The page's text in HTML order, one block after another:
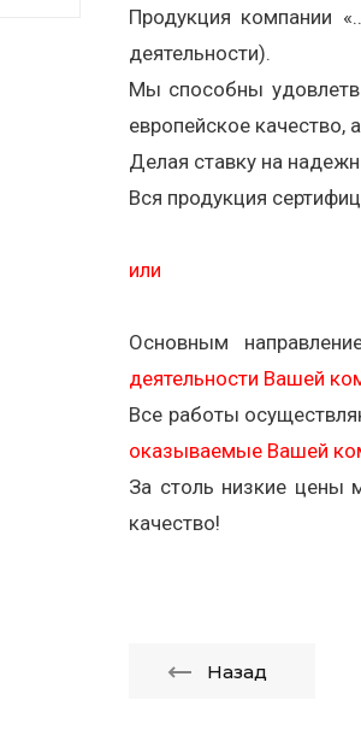
Продукция компании
деятельности).
Мы способны
европейское качество,
Делая ставку на
Вся продукция
или
Основным
деятельности Вашей
Все работы
оказываемые Вашей
За столь низкие цены
качество!
Назад